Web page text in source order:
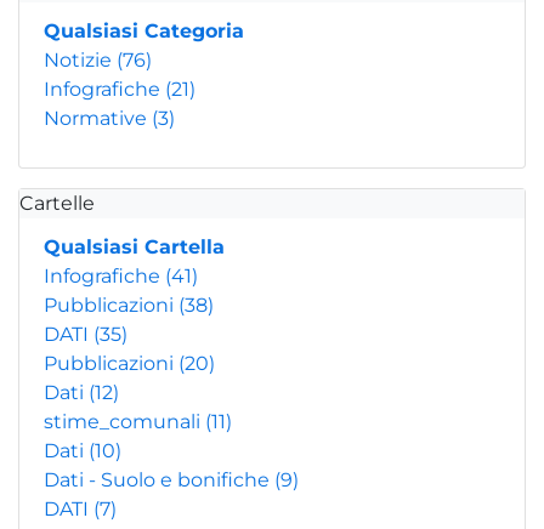
Qualsiasi Categoria
Notizie (76)
Infografiche (21)
Normative (3)
Cartelle
Qualsiasi Cartella
Infografiche (41)
Pubblicazioni (38)
DATI (35)
Pubblicazioni (20)
Dati (12)
stime_comunali (11)
Dati (10)
Dati - Suolo e bonifiche (9)
DATI (7)